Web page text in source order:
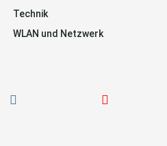
Technik
WLAN und Netzwerk